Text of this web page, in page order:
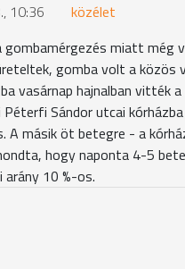
10:36
közélet
miatt még
gomba volt a közös
vasárnap hajnalban
Sándor utcai
A másik öt betegre - a
hogy naponta 4-5
arány 10 %-os.